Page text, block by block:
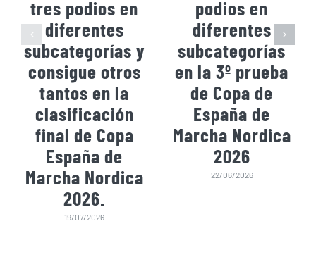
tres podios en
diferentes
subcategorías y
consigue otros
tantos en la
clasificación
final de Copa
España de
Marcha Nordica
2026.
19/07/2026
podios en
diferentes
subcategorías
en la 3º prueba
de Copa de
España de
Marcha Nordica
2026
22/06/2026